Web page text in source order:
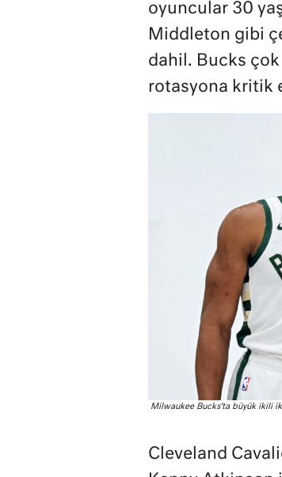
oyuncular 30
Middleton gibi
dahil. Bucks çok
rotasyona kritik
Milwaukee Bucks’ta büyük ikili
Cleveland